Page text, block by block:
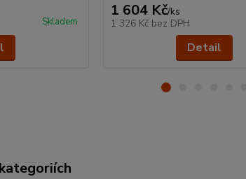
Skladem
1 604 Kč/ks
1 326 Kč bez DPH
Detail